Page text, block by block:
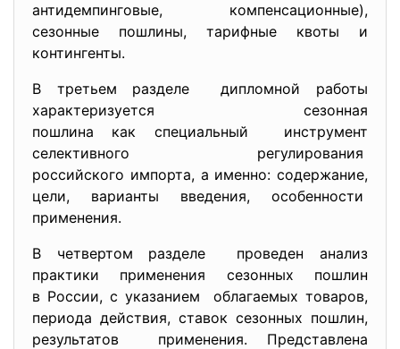
антидемпинговые, компенсационные),
сезонные пошлины, тарифные квоты и
контингенты.
В третьем разделе дипломной работы
характеризуется сезонная
пошлина как специальный инструмент
селективного регулирования
российского импорта, а именно: содержание,
цели, варианты введения, особенности
применения.
В четвертом разделе проведен анализ
практики применения сезонных пошлин
в России, с указанием облагаемых товаров,
периода действия, ставок сезонных пошлин,
результатов применения. Представлена